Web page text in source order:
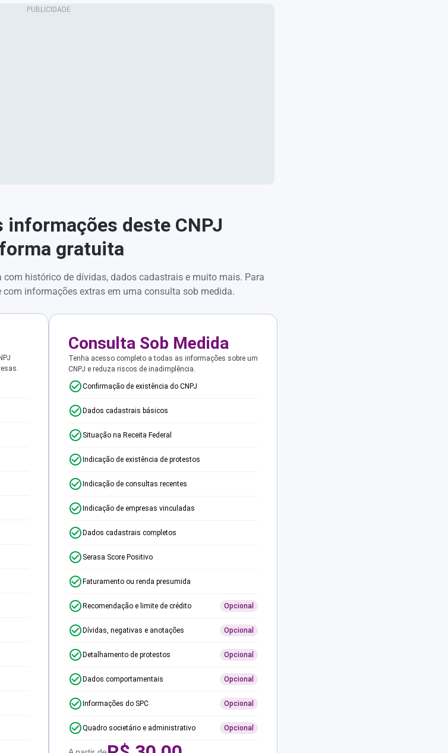
informações deste CNPJ
gratuita
com histórico de dívidas, dados cadastrais e muito mais. Para
informações extras em uma consulta sob medida.
Consulta Sob Medida
Tenha acesso completo a todas as informações sobre um
CNPJ e reduza riscos de inadimplência.
Confirmação de existência do CNPJ
Dados cadastrais básicos
Situação na Receita Federal
Indicação de existência de protestos
Indicação de consultas recentes
Indicação de empresas vinculadas
Dados cadastrais completos
Serasa Score Positivo
Faturamento ou renda presumida
Recomendação e limite de crédito Opcional
Dívidas, negativas e anotações Opcional
Detalhamento de protestos Opcional
Dados comportamentais Opcional
Informações do SPC Opcional
Quadro societário e administrativo Opcional